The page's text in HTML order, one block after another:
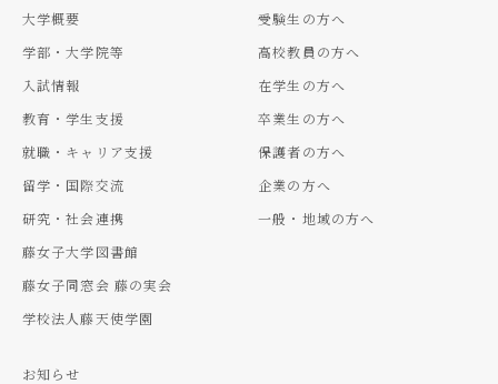
大学概要
学部・大学院等
入試情報
教育・学生支援
就職・キャリア支援
留学・国際交流
研究・社会連携
藤女子大学図書館
藤女子同窓会 藤の実会
学校法人藤天使学園
受験生の方へ
高校教員の方へ
在学生の方へ
卒業生の方へ
保護者の方へ
企業の方へ
一般・地域の方へ
お知らせ